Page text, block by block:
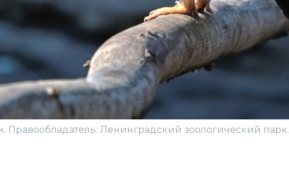
Правообладатель: Ленинградский зоологический парк.